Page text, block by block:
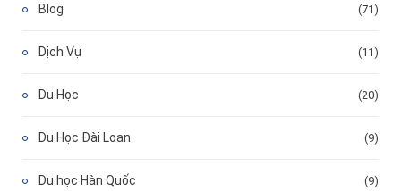
Blog (71)
Dịch Vụ (11)
Du Học (20)
Du Học Đài Loan (9)
Du học Hàn Quốc (9)